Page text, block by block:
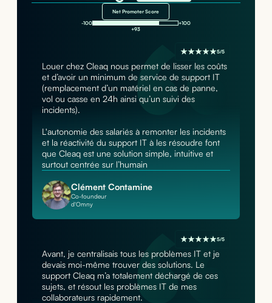
Net Promoter Score
-100
+100
+93
5/5
Louer chez Cleaq nous permet de lisser les coûts
et d’avoir un minimum de service de support IT
(remplacement d’un matériel en cas de panne,
vol ou casse en 24h ainsi qu’un suivi des
incidents).
L'autonomie des salariés à remonter les incidents
et la réactivité du support IT à les résoudre font
que Cleaq est une solution simple, intuitive et
surtout centrée sur l’humain
Clément Contamine
Co-foundeur
d'Omny
5/5
Avant, je centralisais tous les problèmes IT et je
devais moi-même trouver des solutions. Le
support Cleaq m’a totalement déchargé de ces
sujets, et résout les problèmes IT de mes
collaborateurs rapidement.